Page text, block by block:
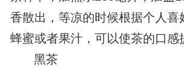
香散出，等凉的时候根据个人喜
蜂蜜或者果汁，可以使茶的口感
黑茶